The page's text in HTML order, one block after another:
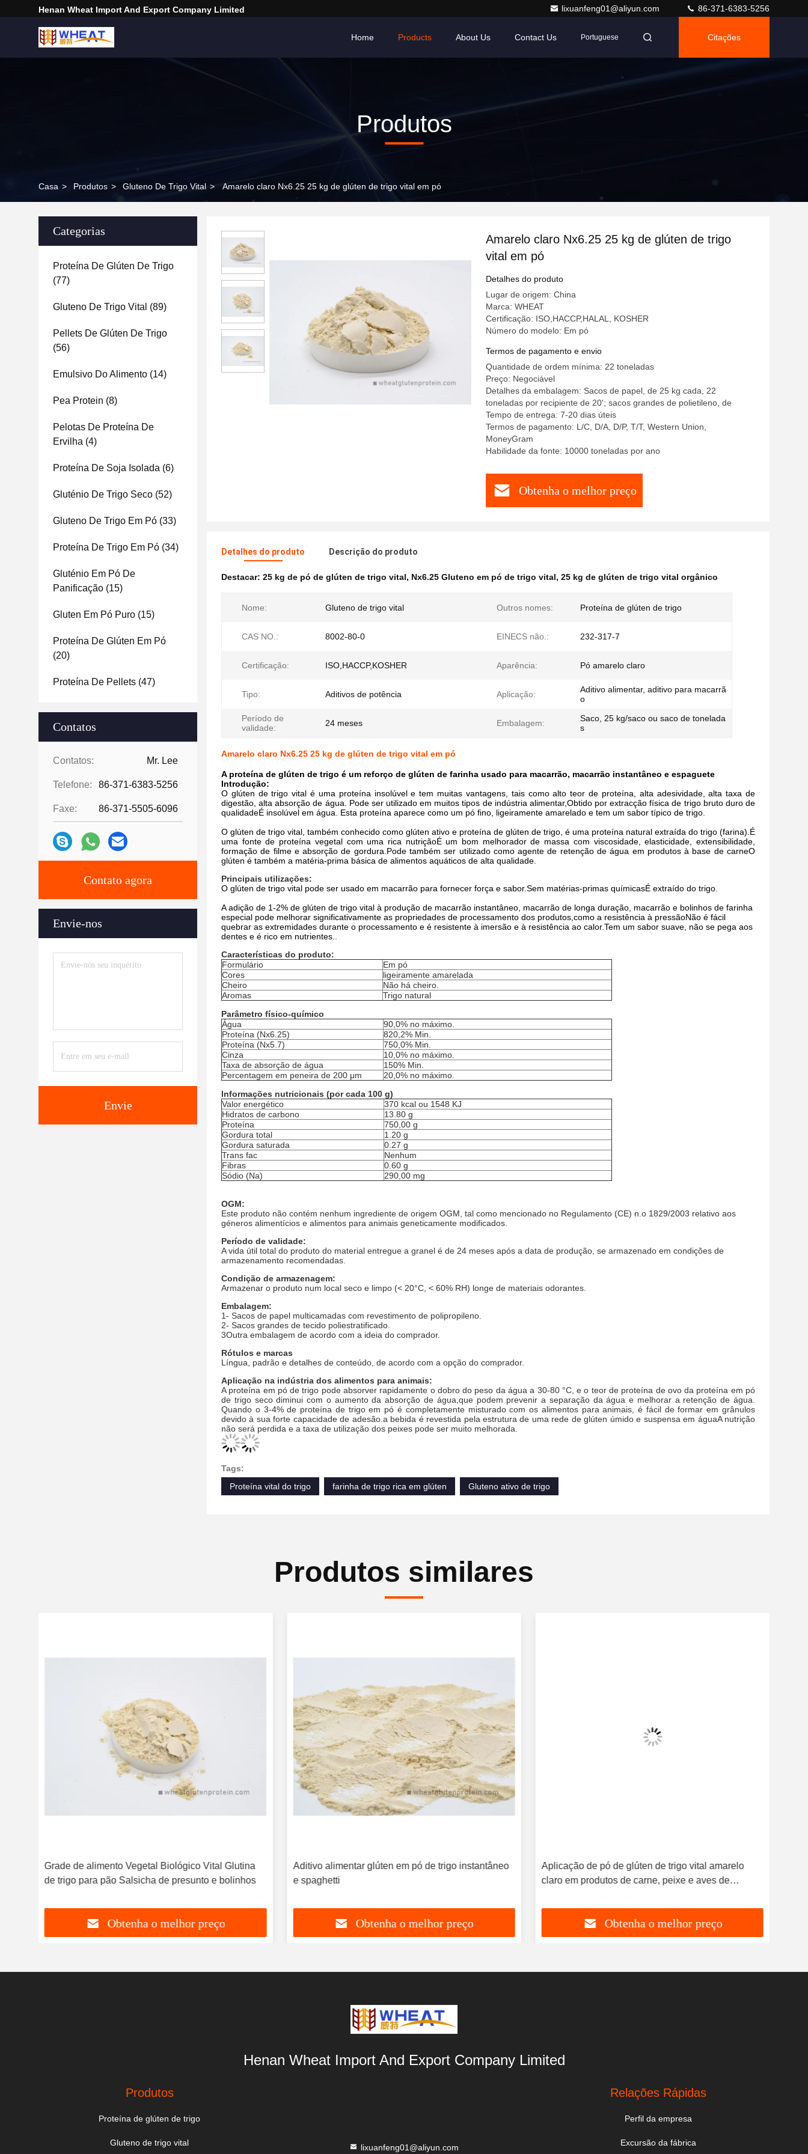
Henan Wheat Import And Export Company Limited lixuanfeng01@aliyun.com 86-371-6383-5256
Home Products About Us Contact Us Portuguese Citações
Produtos
Casa > Produtos > Gluteno De Trigo Vital > Amarelo claro Nx6.25 25 kg de glúten de trigo vital em pó
Categorias
Proteína De Glúten De Trigo
(77)
Gluteno De Trigo Vital (89)
Pellets De Glúten De Trigo
(56)
Emulsivo Do Alimento (14)
Pea Protein (8)
Pelotas De Proteína De
Ervilha (4)
Proteína De Soja Isolada (6)
Gluténio De Trigo Seco (52)
Gluteno De Trigo Em Pó (33)
Proteína De Trigo Em Pó (34)
Gluténio Em Pó De
Panificação (15)
Gluten Em Pó Puro (15)
Proteína De Glúten Em Pó
(20)
Proteína De Pellets (47)
Contatos
Contatos: Mr. Lee
Telefone: 86-371-6383-5256
Faxe: 86-371-5505-6096
Contato agora
Envie-nos
Envie
Amarelo claro Nx6.25 25 kg de glúten de trigo
vital em pó
Detalhes do produto
Lugar de origem: China
Marca: WHEAT
Certificação: ISO,HACCP,HALAL, KOSHER
Número do modelo: Em pó
Termos de pagamento e envio
Quantidade de ordem mínima: 22 toneladas
Preço: Negociável
Detalhes da embalagem: Sacos de papel, de 25 kg cada, 22
toneladas por recipiente de 20'; sacos grandes de polietileno, de
Tempo de entrega: 7-20 dias úteis
Termos de pagamento: L/C, D/A, D/P, T/T, Western Union,
MoneyGram
Habilidade da fonte: 10000 toneladas por ano
Obtenha o melhor preço
Detalhes do produto Descrição do produto
Destacar: 25 kg de pó de glúten de trigo vital, Nx6.25 Gluteno em pó de trigo vital, 25 kg de glúten de trigo vital orgânico
Nome: Gluteno de trigo vital Outros nomes: Proteína de glúten de trigo
CAS NO.: 8002-80-0 EINECS não.: 232-317-7
Certificação: ISO,HACCP,KOSHER Aparência: Pó amarelo claro
Tipo: Aditivos de potência Aplicação:
Aditivo alimentar, aditivo para macarrã
o
Período de
validade:
24 meses Embalagem:
Saco, 25 kg/saco ou saco de tonelada
s
Amarelo claro Nx6.25 25 kg de glúten de trigo vital em pó
A proteína de glúten de trigo é um reforço de glúten de farinha usado para macarrão, macarrão instantâneo e espaguete
Introdução:
O glúten de trigo vital é uma proteína insolúvel e tem muitas vantagens, tais como alto teor de proteína, alta adesividade, alta taxa de
digestão, alta absorção de água. Pode ser utilizado em muitos tipos de indústria alimentar,Obtido por extracção física de trigo bruto duro de
qualidadeÉ insolúvel em água. Esta proteína aparece como um pó fino, ligeiramente amarelado e tem um sabor típico de trigo.
O glúten de trigo vital, também conhecido como glúten ativo e proteína de glúten de trigo, é uma proteína natural extraída do trigo (farina).É
uma fonte de proteína vegetal com uma rica nutriçãoÉ um bom melhorador de massa com viscosidade, elasticidade, extensibilidade,
formação de filme e absorção de gordura.Pode também ser utilizado como agente de retenção de água em produtos à base de carneO
glúten é também a matéria-prima básica de alimentos aquáticos de alta qualidade.
Principais utilizações:
O glúten de trigo vital pode ser usado em macarrão para fornecer força e sabor.Sem matérias-primas químicasÉ extraído do trigo.
A adição de 1-2% de glúten de trigo vital à produção de macarrão instantâneo, macarrão de longa duração, macarrão e bolinhos de farinha
especial pode melhorar significativamente as propriedades de processamento dos produtos,como a resistência à pressãoNão é fácil
quebrar as extremidades durante o processamento e é resistente à imersão e à resistência ao calor.Tem um sabor suave, não se pega aos
dentes e é rico em nutrientes..
Características do produto:
Formulário
Em pó
Cores
ligeiramente amarelada
Cheiro
Não há cheiro.
Aromas
Trigo natural
Parâmetro físico-químico
Água
90,0% no máximo.
Proteína (Nx6.25)
820,2% Min.
Proteína (Nx5.7)
750,0% Min.
Cinza
10,0% no máximo.
Taxa de absorção de água
150% Min.
Percentagem em peneira de 200 μm
20,0% no máximo.
Informações nutricionais (por cada 100 g)
Valor energético
370 kcal ou 1548 KJ
Hidratos de carbono
13.80 g
Proteína
750,00 g
Gordura total
1.20 g
Gordura saturada
0.27 g
Trans fac
Nenhum
Fibras
0.60 g
Sódio (Na)
290,00 mg
OGM:
Este produto não contém nenhum ingrediente de origem OGM, tal como mencionado no Regulamento (CE) n.o 1829/2003 relativo aos
géneros alimentícios e alimentos para animais geneticamente modificados.
Período de validade:
A vida útil total do produto do material entregue a granel é de 24 meses após a data de produção, se armazenado em condições de
armazenamento recomendadas.
Condição de armazenagem:
Armazenar o produto num local seco e limpo (< 20°C, < 60% RH) longe de materiais odorantes.
Embalagem:
1- Sacos de papel multicamadas com revestimento de polipropileno.
2- Sacos grandes de tecido poliestratificado.
3Outra embalagem de acordo com a ideia do comprador.
Rótulos e marcas
Língua, padrão e detalhes de conteúdo, de acordo com a opção do comprador.
Aplicação na indústria dos alimentos para animais:
A proteína em pó de trigo pode absorver rapidamente o dobro do peso da água a 30-80 °C, e o teor de proteína de ovo da proteína em pó
de trigo seco diminui com o aumento da absorção de água,que podem prevenir a separação da água e melhorar a retenção de água.
Quando o 3-4% de proteína de trigo em pó é completamente misturado com os alimentos para animais, é fácil de formar em grânulos
devido à sua forte capacidade de adesão.a bebida é revestida pela estrutura de uma rede de glúten úmido e suspensa em águaA nutrição
não será perdida e a taxa de utilização dos peixes pode ser muito melhorada.
Tags:
Proteína vital do trigo
farinha de trigo rica em glúten Gluteno ativo de trigo
Produtos similares
Grade de alimento Vegetal Biológico Vital Glutina
de trigo para pão Salsicha de presunto e bolinhos
Obtenha o melhor preço
Aditivo alimentar glúten em pó de trigo instantâneo
e spaghetti
Obtenha o melhor preço
Aplicação de pó de glúten de trigo vital amarelo
claro em produtos de carne, peixe e aves de
Obtenha o melhor preço
Henan Wheat Import And Export Company Limited
Produtos
Proteína de glúten de trigo
Gluteno de trigo vital lixuanfeng01@aliyun.com
Relações Rápidas
Perfil da empresa
Excursão da fábrica